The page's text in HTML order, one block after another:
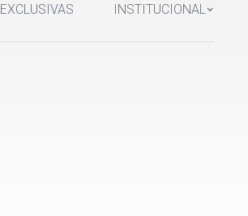
EXCLUSIVAS INSTITUCIONAL